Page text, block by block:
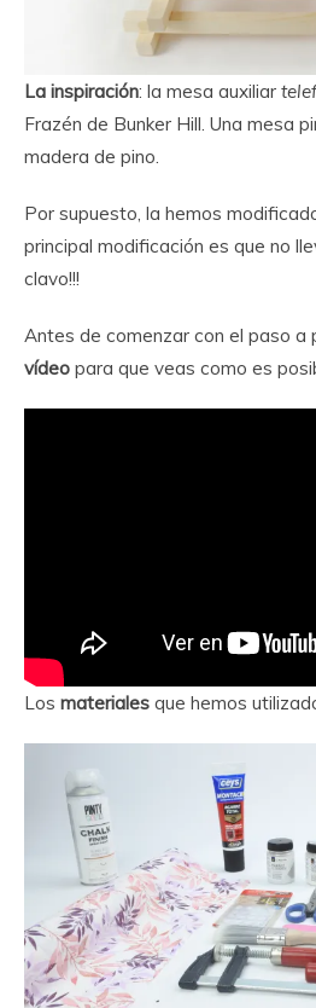
La inspiración: la mesa auxiliar
Frazén de Bunker Hill. Una mesa
madera de pino.
Por supuesto, la hemos
principal modificación es que no
clavo!!!
Antes de comenzar con el paso a
vídeo para que veas como es
Los materiales que hemos